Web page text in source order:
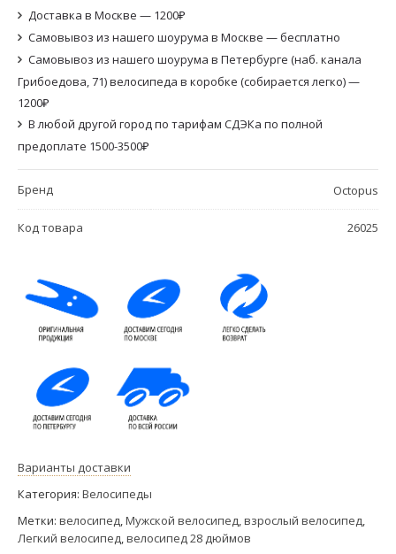
Доставка в Москве — 1200₽
Самовывоз из нашего шоурума в Москве — бесплатно
Самовывоз из нашего шоурума в Петербурге (наб. канала
Грибоедова, 71) велосипеда в коробке (собирается легко) —
1200₽
В любой другой город по тарифам СДЭКа по полной
предоплате 1500-3500₽
Бренд Octopus
Код товара 26025
Варианты доставки
Категория: Велосипеды
Метки: велосипед,Мужской велосипед,взрослый велосипед,
Легкий велосипед,велосипед 28 дюймов